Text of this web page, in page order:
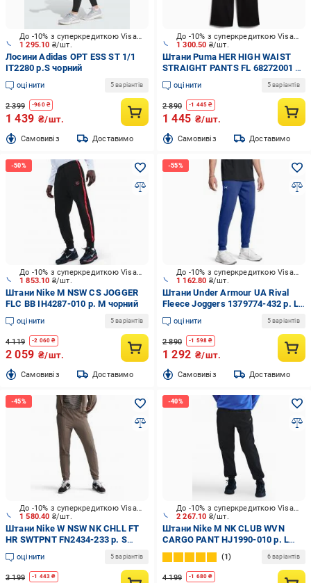
1 295.10 ₴/шт.
До -10% з суперкредиткою Visa Вигода
Лосини Adidas OPT ESS ST 1/1
IT2280 р.S чорний
оцінити 5 варіантів
2 399 -960₴
1 439 ₴/шт.
Cамовивіз Доставимо
1 300.50 ₴/шт.
До -10% з суперкредиткою Visa Вигода
Штани Puma HER HIGH WAIST
STRAIGHT PANTS FL 68272001 р.
S чорний
оцінити 5 варіантів
2 890 -1 445 ₴
1 445 ₴/шт.
Cамовивіз Доставимо
1 853.10 ₴/шт.
До -10% з суперкредиткою Visa Вигода
Штани Nike M NSW CS JOGGER
FLC BB IH4287-010 р. M чорний
оцінити 5 варіантів
4 119 -2 060 ₴
2 059 ₴/шт.
Cамовивіз Доставимо
1 162.80 ₴/шт.
До -10% з суперкредиткою Visa Вигода
Штани Under Armour UA Rival
Fleece Joggers 1379774-432 р. L
чорний
оцінити 5 варіантів
2 890 -1 598 ₴
1 292 ₴/шт.
Cамовивіз Доставимо
1 580.40 ₴/шт.
До -10% з суперкредиткою Visa Вигода
Штани Nike W NSW NK CHLL FT
HR SWTPNT FN2434-233 р. S
коричневий
оцінити 5 варіантів
3 199 -1 443 ₴
2 267.10 ₴/шт.
До -10% з суперкредиткою Visa Вигода
Штани Nike M NK CLUB WVN
CARGO PANT HJ1990-010 р. L
чорний
1 6 варіантів
4 199 -1 680 ₴